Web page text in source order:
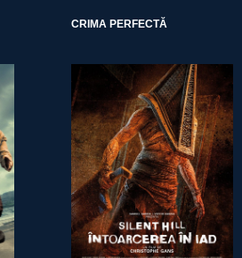
CRIMA PERFECTĂ